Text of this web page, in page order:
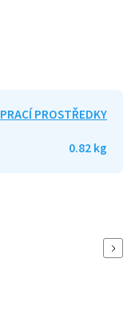
PRACÍ PROSTŘEDKY
0.82 kg
Next